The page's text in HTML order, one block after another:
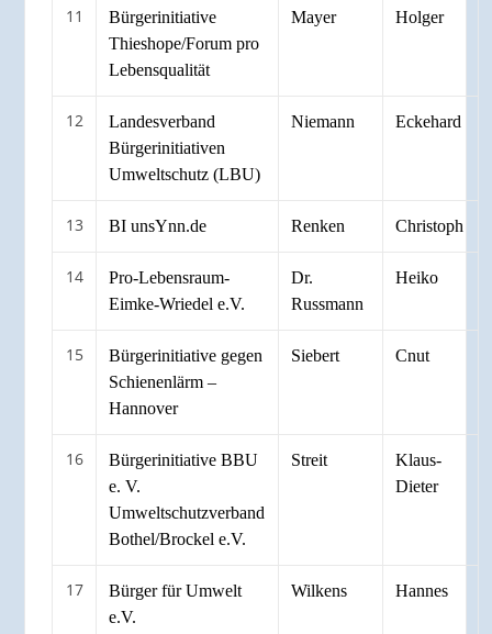
11
Bürgerinitiative
Thieshope/Forum pro
Lebensqualität
Mayer Holger
12
Landesverband
Bürgerinitiativen
Umweltschutz (LBU)
Niemann Eckehard
13 BI unsYnn.de Renken Christoph
14
Pro-Lebensraum-
Eimke-Wriedel e.V.
Dr.
Russmann
Heiko
15
Bürgerinitiative gegen
Schienenlärm –
Hannover
Siebert Cnut
16
Bürgerinitiative BBU
e. V.
Umweltschutzverband
Bothel/Brockel e.V.
Streit
Klaus-
Dieter
17
Bürger für Umwelt
e.V.
Wilkens Hannes